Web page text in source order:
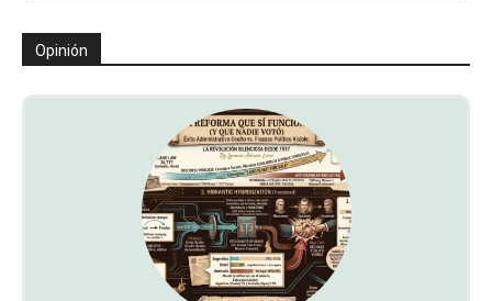
Opinión